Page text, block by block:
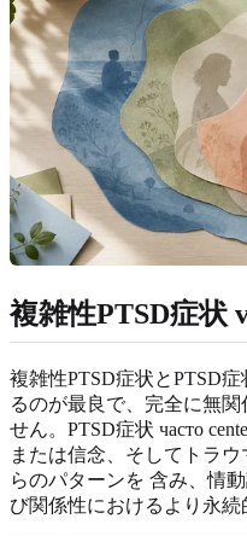
複雑性PTSD症状
複雑性PTSD症状とPTSD
るのが最良で、完全に無
せん。PTSD症状 часто
または信念、そしてトラ
らのパターンを 含み、情
び関係性におけるより永続